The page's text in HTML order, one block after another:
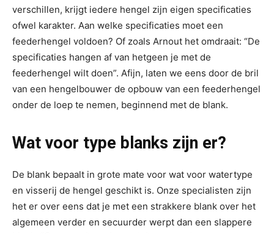
verschillen, krijgt iedere hengel zijn eigen specificaties
ofwel karakter. Aan welke specificaties moet een
feederhengel voldoen? Of zoals Arnout het omdraait: “De
specificaties hangen af van hetgeen je met de
feederhengel wilt doen”. Afijn, laten we eens door de bril
van een hengelbouwer de opbouw van een feederhengel
onder de loep te nemen, beginnend met de blank.
Wat voor type blanks zijn er?
De blank bepaalt in grote mate voor wat voor watertype
en visserij de hengel geschikt is. Onze specialisten zijn
het er over eens dat je met een strakkere blank over het
algemeen verder en secuurder werpt dan een slappere